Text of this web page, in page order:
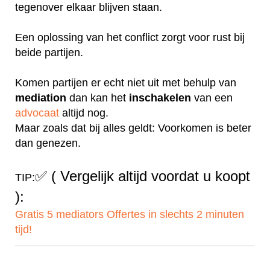
tegenover elkaar blijven staan.
Een oplossing van het conflict zorgt voor rust bij
beide partijen.
Komen partijen er echt niet uit met behulp van
mediation dan kan het inschakelen van een
advocaat altijd nog.
Maar zoals dat bij alles geldt: Voorkomen is beter
dan genezen.
TIP:✅ ( Vergelijk altijd voordat u koopt
):
Gratis 5 mediators Offertes in slechts 2 minuten
tijd!